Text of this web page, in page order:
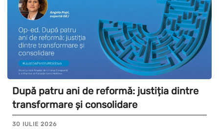
După patru ani de reformă: justiția dintre
transformare și consolidare
30 IULIE 2026